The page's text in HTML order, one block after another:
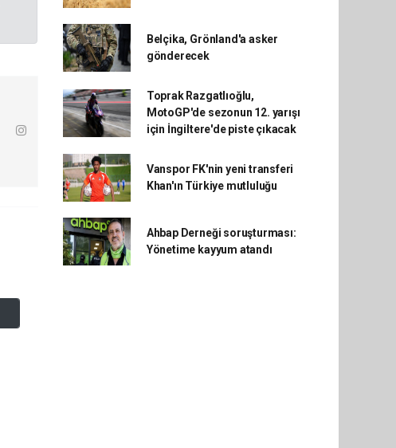
Belçika, Grönland'a asker
gönderecek
Toprak Razgatlıoğlu,
MotoGP'de sezonun 12. yarışı
için İngiltere'de piste çıkacak
Vanspor FK'nin yeni transferi
Khan'ın Türkiye mutluluğu
Ahbap Derneği soruşturması:
Yönetime kayyum atandı